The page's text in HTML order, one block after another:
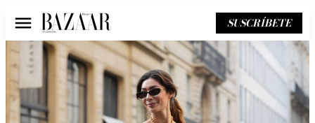
Menú SUSCRÍBETE